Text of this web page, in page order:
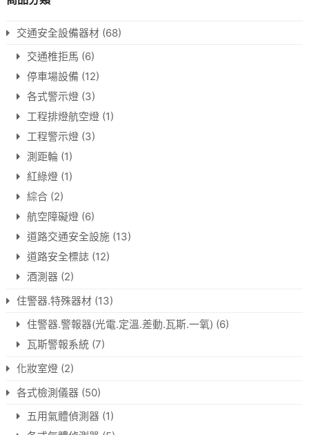
交通安全設備器材 (68)
交通椎拒馬 (6)
停車場設備 (12)
各式警示燈 (3)
工程排燈航空燈 (1)
工程警示燈 (3)
測距輪 (1)
紅綠燈 (1)
綜合 (2)
航空障礙燈 (6)
道路交通安全設施 (13)
道路安全標誌 (12)
酒測器 (2)
住警器.特殊器材 (13)
住警器.警報器(光電.定溫.差動.瓦斯.一氧) (6)
瓦斯警報系統 (7)
化妝室燈 (2)
各式檢測儀器 (50)
五用氣體偵測器 (1)